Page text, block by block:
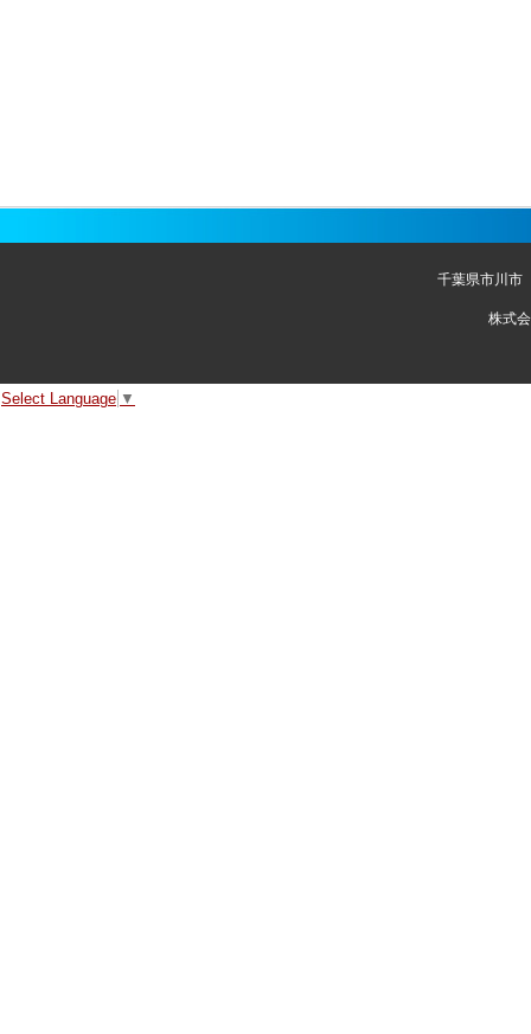
千葉県市川市
株式
Select Language ▼